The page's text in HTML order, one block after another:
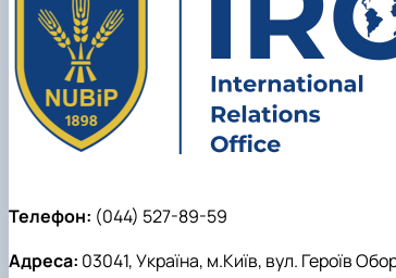
Телефон: (044) 527-89-59
Адреса: 03041, Україна, м.Київ, вул. Героїв